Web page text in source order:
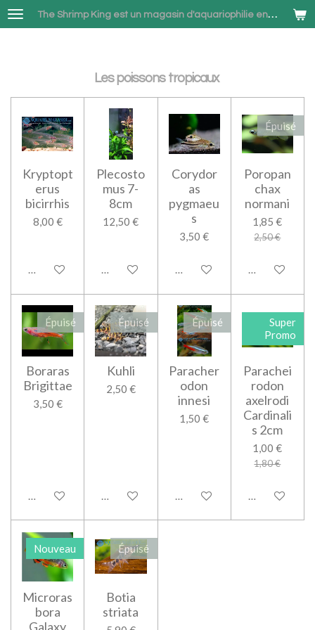
Passer
au
The Shrimp King est un magasin d'aquariophilie en ligne spécialisé dans la vente de Neocaridina et Betta combattant à Bruxelles
Les poissons tropicaux
Kryptopt
erus
bicirrhis
8,00 €
Ajouter au panier
Plecosto
mus 7-
8cm
12,50 €
Ajouter au panier
Corydor
as
pygmaeu
s
3,50 €
Ajouter au panier
Épuisé
Poropan
chax
normani
1,85 €
2,50 €
M'avertir si
Épuisé
Boraras
Brigittae
3,50 €
M'avertir si disponible
Épuisé
Kuhli
2,50 €
M'avertir si disponible
Épuisé
Paracher
odon
innesi
1,50 €
M'avertir si disponible
Super
Promo
Parachei
rodon
axelrodi
Cardinali
s 2cm
1,00 €
1,80 €
M'avertir si
Nouveau
Microras
bora
Galaxy
Épuisé
Botia
striata